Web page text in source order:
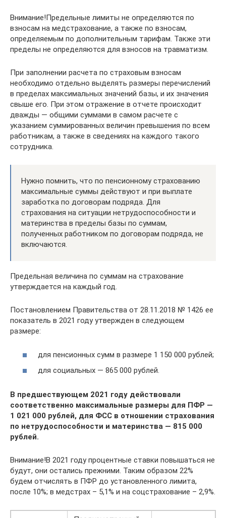
Внимание!Предельные лимиты не определяются по
взносам на медстрахование, а также по взносам,
определяемым по дополнительным тарифам. Также эти
пределы не определяются для взносов на травматизм.
При заполнении расчета по страховым взносам
необходимо отдельно выделять размеры перечислений
в пределах максимальных значений базы, и их значения
свыше его. При этом отражение в отчете происходит
дважды — общими суммами в самом расчете с
указанием суммированных величин превышения по всем
работникам, а также в сведениях на каждого такого
сотрудника.
Нужно помнить, что по пенсионному страхованию
максимальные суммы действуют и при выплате
заработка по договорам подряда. Для
страхования на ситуации нетрудоспособности и
материнства в пределы базы по суммам,
полученных работником по договорам подряда, не
включаются.
Предельная величина по суммам на страхование
утверждается на каждый год.
Постановлением Правительства от 28.11.2018 № 1426 ее
показатель в 2021 году утвержден в следующем
размере:
для пенсионных сумм в размере 1 150 000 рублей;
для социальных — 865 000 рублей.
В предшествующем 2021 году действовали
соответственно максимальные размеры для ПФР —
1 021 000 рублей, для ФСС в отношении страхования
по нетрудоспособности и материнства — 815 000
рублей.
Внимание!В 2021 году процентные ставки повышаться не
будут, они остались прежними. Таким образом 22%
будем отчислять в ПФР до установленного лимита,
после 10%; в медстрах – 5,1% и на соцстрахование – 2,9%.